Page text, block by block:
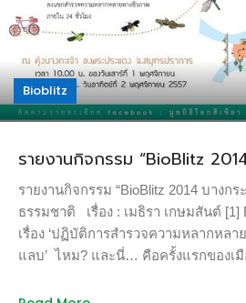
Bioblitz
รายงานกิจกรรม “BioBlitz
รายงานกิจกรรม “BioBlitz 2014 บางกระ
ธรรมชาติ เรื่อง : เมธิรา เกษมสันต์
เรื่อง ‘ปฏิบัติการสำรวจความหลากหล
แลบ’ ไหม? และนี่… คือครั้งแรกของเ
วิทยาศาสตร์ นักวิจัย พร้อมด้วยเหล่าอา